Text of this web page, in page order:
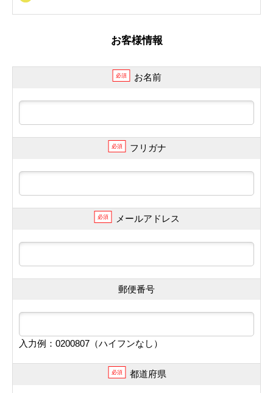
お客様情報
必須 お名前
必須 フリガナ
必須 メールアドレス
郵便番号
入力例：0200807（ハイフンなし）
必須 都道府県